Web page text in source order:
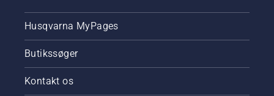
Husqvarna MyPages
Butikssøger
Kontakt os